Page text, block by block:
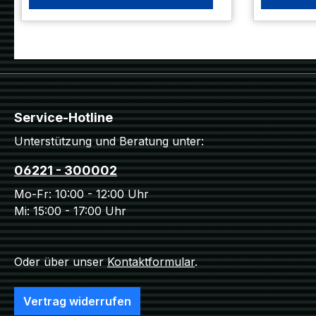
Service-Hotline
Unterstützung und Beratung unter:
06221 - 300002
Mo-Fr: 10:00 - 12:00 Uhr
Mi: 15:00 - 17:00 Uhr
Oder über unserKontaktformular.
Vertrag widerrufen